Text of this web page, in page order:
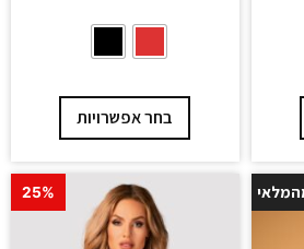
בחר אפשרויות
25%
25%